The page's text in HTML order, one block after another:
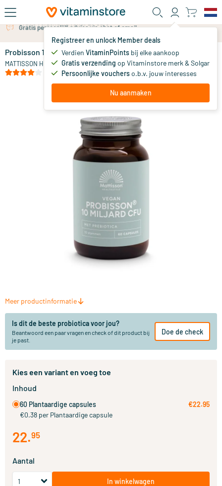
Ga naar de hoofdinhoud
Registreer en unlock Member deals
Verdien VitaminPoints bij elke aankoop
Gratis verzending op Vitaminstore merk & Solgar
Persoonlijke voucherso.b.v. jouw interesses
Nu aanmaken
Gratis persoonlijk advies via chat of email
Probisson 10 miljard CFU met prebiotica
MATTISSON HEALTHSTYLE
22.
Meer productinformatie
Is dit de beste probiotica voor jou?
Beantwoord een paar vragen en check of dit product bij
je past.
Doe de check
Kies een variant en voeg toe
Inhoud
60 Plantaardige capsules
€0.38 per Plantaardige capsule
€22.95
22.95
Aantal
In winkelwagen